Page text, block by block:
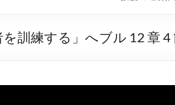
訓練する」へブル 12 章 4